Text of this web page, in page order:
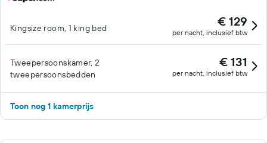
Kingsize room, 1 king bed € 129
per nacht, inclusief btw
Tweepersoonskamer, 2
tweepersoonsbedden
€ 131
per nacht, inclusief btw
Toon nog 1 kamerprijs